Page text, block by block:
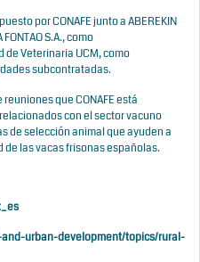
por CONAFE junto aABEREKIN
FONTAO S.A., como
de Veterinaria UCM, como
subcontratadas.
que CONAFE está
con el sector vacuno
de selección animal que ayuden a
las vacas frisonas españolas.
urban-development/topics/rural-